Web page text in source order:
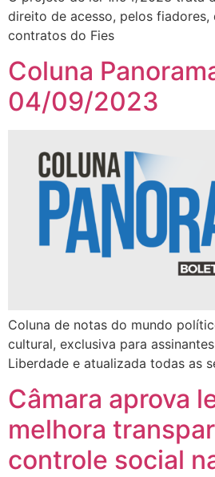
direito de acesso, pelos
contratos do Fies
Coluna
04/09/2023
Coluna de notas do mundo
cultural, exclusiva para
Liberdade e atualizada todas as
Câmara aprova
melhora
controle social